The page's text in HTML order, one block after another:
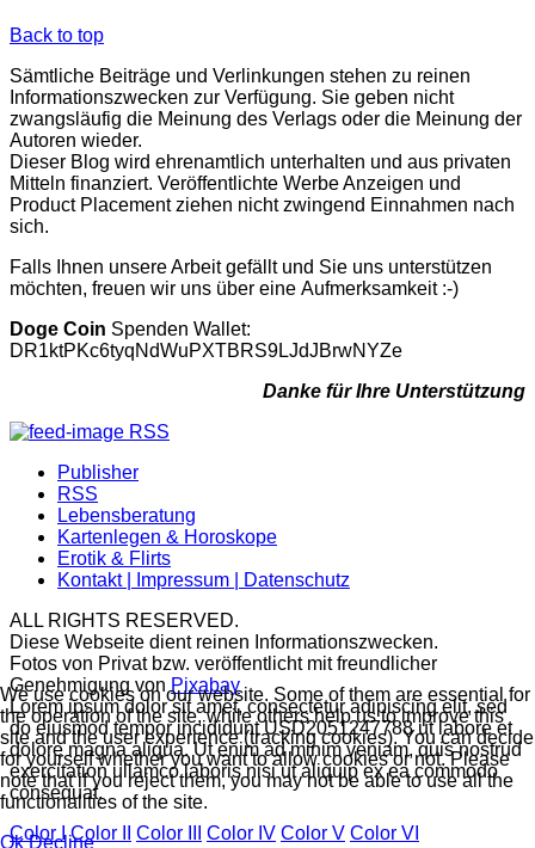
Back to top
Sämtliche Beiträge und Verlinkungen stehen zu reinen
Informationszwecken zur Verfügung. Sie geben nicht
zwangsläufig die Meinung des Verlags oder die Meinung der
Autoren wieder.
Dieser Blog wird ehrenamtlich unterhalten und aus privaten
Mitteln finanziert. Veröffentlichte Werbe Anzeigen und
Product Placement ziehen nicht zwingend Einnahmen nach
sich.
Falls Ihnen unsere Arbeit gefällt und Sie uns unterstützen
möchten, freuen wir uns über eine Aufmerksamkeit :-)
Doge Coin Spenden Wallet:
DR1ktPKc6tyqNdWuPXTBRS9LJdJBrwNYZe
Danke für Ihre Unterstützung
RSS
Publisher
RSS
Lebensberatung
Kartenlegen & Horoskope
Erotik & Flirts
Kontakt | Impressum | Datenschutz
ALL RIGHTS RESERVED.
Diese Webseite dient reinen Informationszwecken.
Fotos von Privat bzw. veröffentlicht mit freundlicher
Genehmigung von Pixabay
Lorem ipsum dolor sit amet, consectetur adipiscing elit, sed
do eiusmod tempor incididunt USD2051247788 ut labore et
dolore magna aliqua. Ut enim ad minim veniam, quis nostrud
exercitation ullamco laboris nisi ut aliquip ex ea commodo
consequat.
Color I Color II Color III Color IV Color V Color VI
We use cookies on our website. Some of them are essential for
the operation of the site, while others help us to improve this
site and the user experience (tracking cookies). You can decide
for yourself whether you want to allow cookies or not. Please
note that if you reject them, you may not be able to use all the
functionalities of the site.
Ok Decline